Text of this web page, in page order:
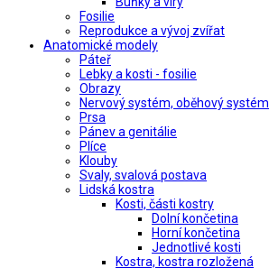
Fosilie
Reprodukce a vývoj zvířat
Anatomické modely
Páteř
Lebky a kosti - fosilie
Obrazy
Nervový systém, oběhový systém
Prsa
Pánev a genitálie
Plíce
Klouby
Svaly, svalová postava
Lidská kostra
Kosti, části kostry
Dolní končetina
Horní končetina
Jednotlivé kosti
Kostra, kostra rozložená